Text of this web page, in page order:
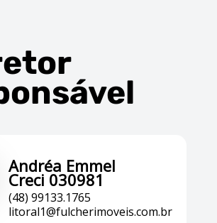
Andréa Emmel
Creci 030981
(48) 99133.1765
litoral1@fulcherimoveis.com.br